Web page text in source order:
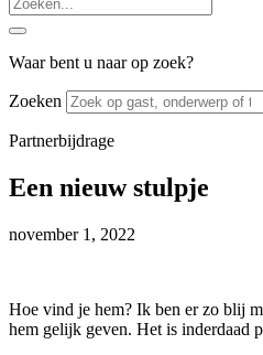
Waar bent u naar op zoek?
Zoeken
Partnerbijdrage
Een nieuw stulpje
november 1, 2022
Hoe vind je hem? Ik ben er zo blij
hem gelijk geven. Het is inderdaad